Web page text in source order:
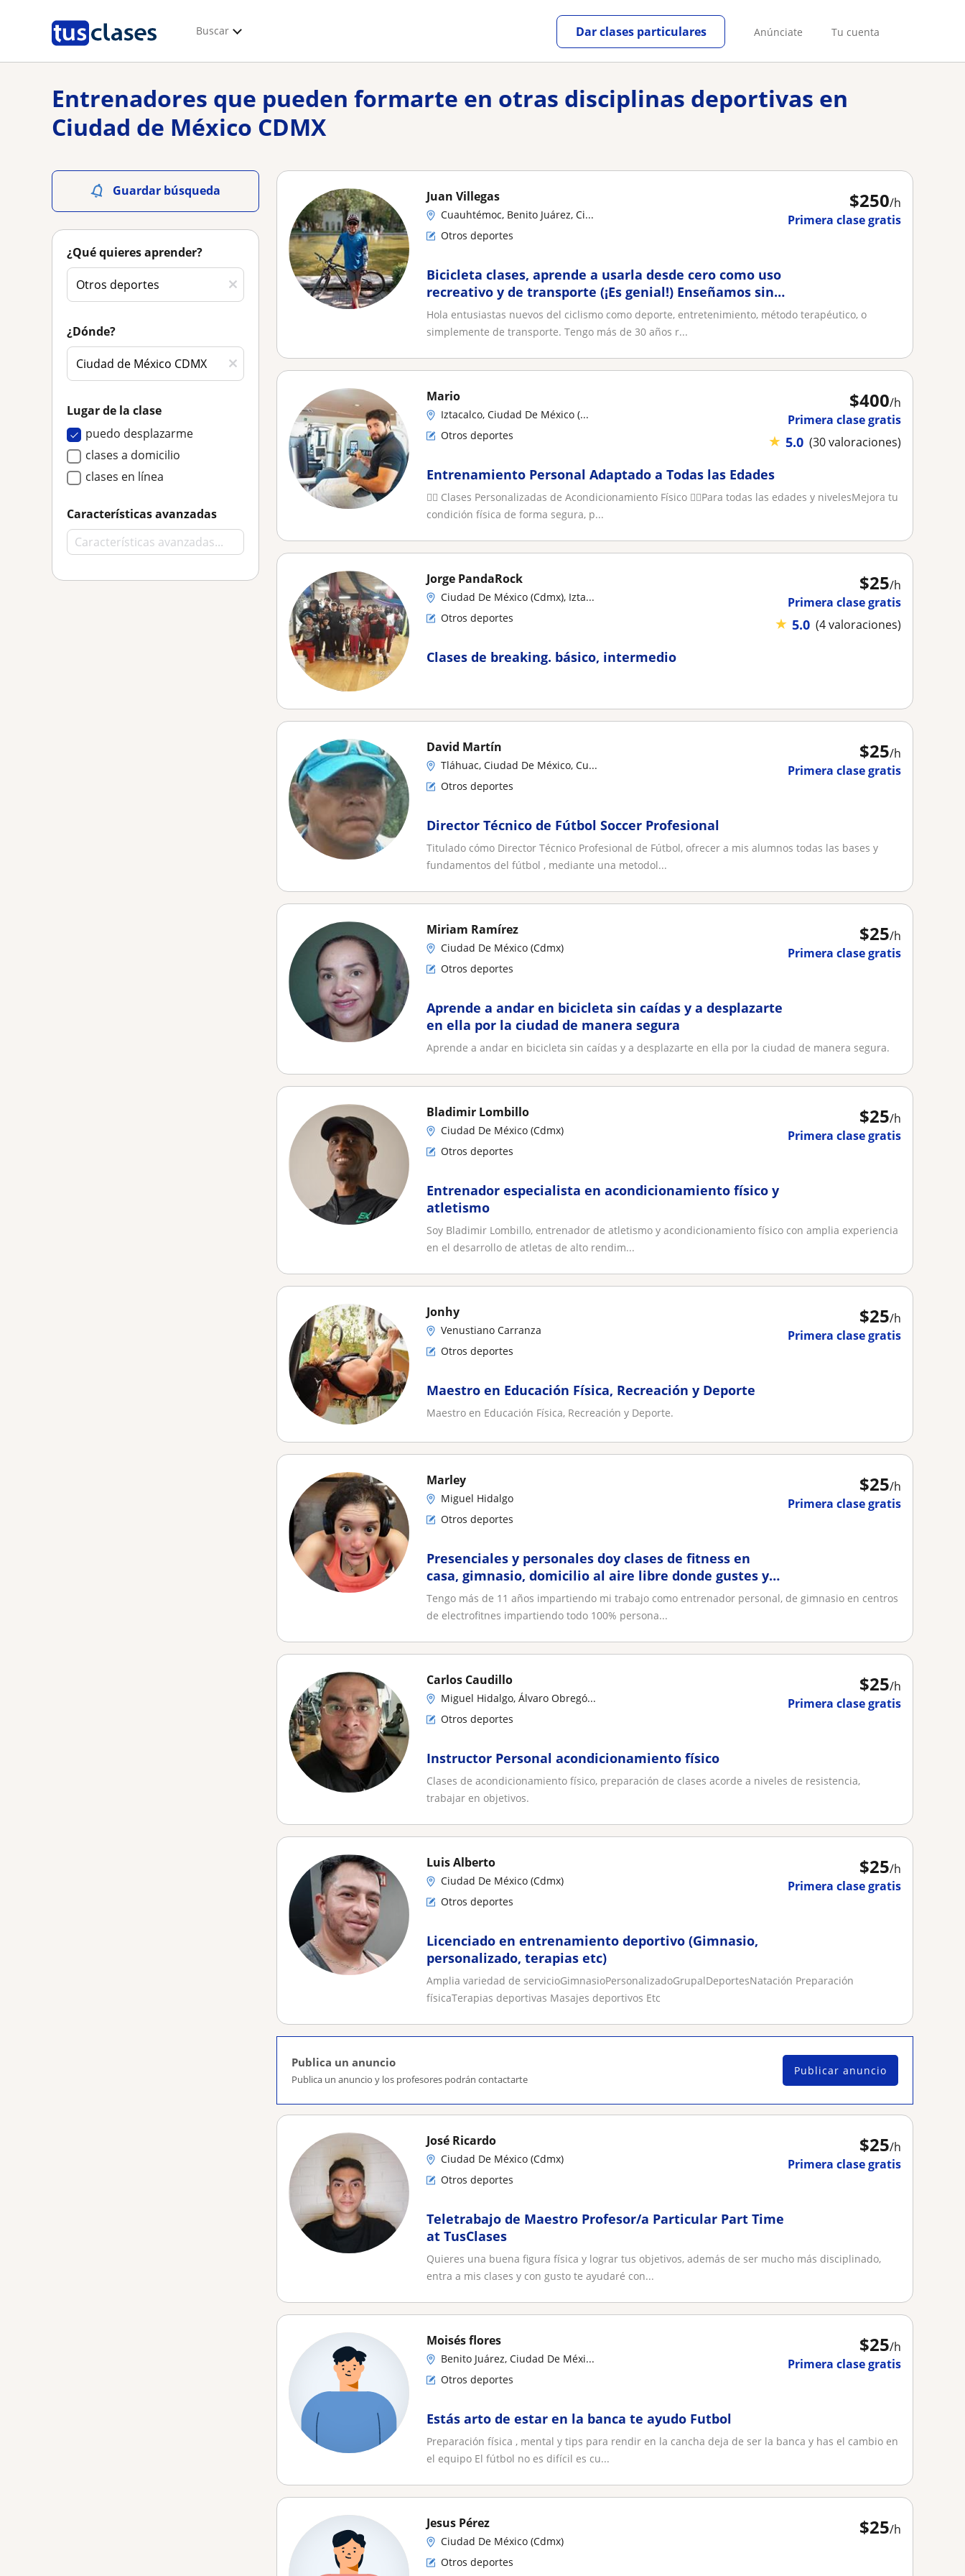
Buscar Anúnciate Tu cuenta
Dar clases particulares
Entrenadores que pueden formarte en otras disciplinas deportivas en
Ciudad de México CDMX
Guardar búsqueda
¿Qué quieres aprender?
¿Dónde?
Lugar de la clase
puedo desplazarme
clases a domicilio
clases en línea
Características avanzadas
$250/h
Primera clase gratis
Juan Villegas
Cuauhtémoc, Benito Juárez, Ci...
Otros deportes
Bicicleta clases, aprende a usarla desde cero como uso
recreativo y de transporte (¡Es genial!) Enseñamos sin
caídas y con un méto
Hola entusiastas nuevos del ciclismo como deporte, entretenimiento, método terapéutico, o
simplemente de transporte. Tengo más de 30 años r...
$400/h
Primera clase gratis
★ 5.0 (30 valoraciones)
Mario
Iztacalco, Ciudad De México (...
Otros deportes
Entrenamiento Personal Adaptado a Todas las Edades
🏋️‍♀️ Clases Personalizadas de Acondicionamiento Físico 🏋️‍♂️Para todas las edades y nivelesMejora tu
condición física de forma segura, p...
$25/h
Primera clase gratis
★ 5.0 (4 valoraciones)
Jorge PandaRock
Ciudad De México (Cdmx), Izta...
Otros deportes
Clases de breaking. básico, intermedio
$25/h
Primera clase gratis
David Martín
Tláhuac, Ciudad De México, Cu...
Otros deportes
Director Técnico de Fútbol Soccer Profesional
Titulado cómo Director Técnico Profesional de Fútbol, ofrecer a mis alumnos todas las bases y
fundamentos del fútbol , mediante una metodol...
$25/h
Primera clase gratis
Miriam Ramírez
Ciudad De México (Cdmx)
Otros deportes
Aprende a andar en bicicleta sin caídas y a desplazarte
en ella por la ciudad de manera segura
Aprende a andar en bicicleta sin caídas y a desplazarte en ella por la ciudad de manera segura.
$25/h
Primera clase gratis
Bladimir Lombillo
Ciudad De México (Cdmx)
Otros deportes
Entrenador especialista en acondicionamiento físico y
atletismo
Soy Bladimir Lombillo, entrenador de atletismo y acondicionamiento físico con amplia experiencia
en el desarrollo de atletas de alto rendim...
$25/h
Primera clase gratis
Jonhy
Venustiano Carranza
Otros deportes
Maestro en Educación Física, Recreación y Deporte
Maestro en Educación Física, Recreación y Deporte.
$25/h
Primera clase gratis
Marley
Miguel Hidalgo
Otros deportes
Presenciales y personales doy clases de fitness en
casa, gimnasio, domicilio al aire libre donde gustes y
sea más cómodo para ustedes. Todo es personal y
siempre va acompañado de tus objetivos
Tengo más de 11 años impartiendo mi trabajo como entrenador personal, de gimnasio en centros
de electrofitnes impartiendo todo 100% persona...
$25/h
Primera clase gratis
Carlos Caudillo
Miguel Hidalgo, Álvaro Obregó...
Otros deportes
Instructor Personal acondicionamiento físico
Clases de acondicionamiento físico, preparación de clases acorde a niveles de resistencia,
trabajar en objetivos.
$25/h
Primera clase gratis
Luis Alberto
Ciudad De México (Cdmx)
Otros deportes
Licenciado en entrenamiento deportivo (Gimnasio,
personalizado, terapias etc)
Amplia variedad de servicioGimnasioPersonalizadoGrupalDeportesNatación Preparación
físicaTerapias deportivas Masajes deportivos Etc
Publica un anuncio
Publica un anuncio y los profesores podrán contactarte
Publicar anuncio
$25/h
Primera clase gratis
José Ricardo
Ciudad De México (Cdmx)
Otros deportes
Teletrabajo de Maestro Profesor/a Particular Part Time
at TusClases
Quieres una buena figura física y lograr tus objetivos, además de ser mucho más disciplinado,
entra a mis clases y con gusto te ayudaré con...
$25/h
Primera clase gratis
Moisés flores
Benito Juárez, Ciudad De Méxi...
Otros deportes
Estás arto de estar en la banca te ayudo Futbol
Preparación física , mental y tips para rendir en la cancha deja de ser la banca y has el cambio en
el equipo El fútbol no es difícil es cu...
$25/h
Jesus Pérez
Ciudad De México (Cdmx)
Otros deportes